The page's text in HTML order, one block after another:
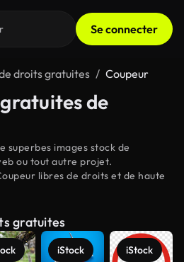
Se connecter
droits gratuites Coupeur
de
superbes images stock de
ou tout autre projet.
libres de droits et de haute
gratuites
iStock iStock